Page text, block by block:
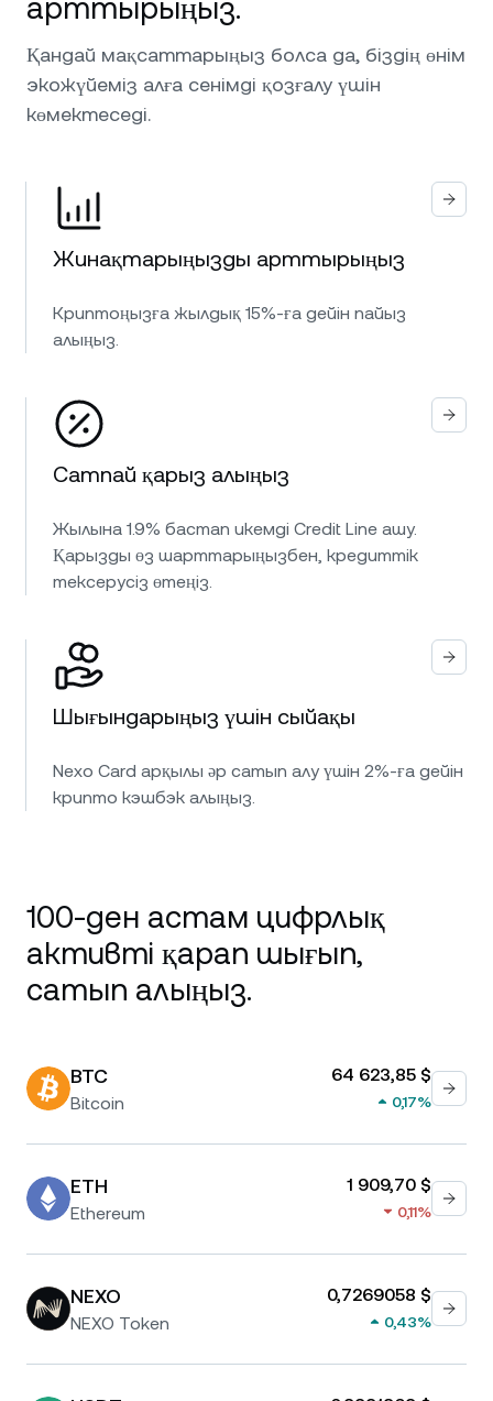
арттырыңыз.
Қандай мақсаттарыңыз болса да, біздің өнім
экожүйеміз алға сенімді қозғалу үшін
көмектеседі.
Жинақтарыңызды арттырыңыз
Криптоңызға жылдық 15%-ға дейін пайыз
алыңыз.
Сатпай қарыз алыңыз
Жылына 1.9% бастап икемді Credit Line ашу.
Қарызды өз шарттарыңызбен, кредиттік
тексерусіз өтеңіз.
Шығындарыңыз үшін сыйақы
Nexo Card арқылы әр сатып алу үшін 2%-ға дейін
крипто кэшбэк алыңыз.
100-ден астам цифрлық
активті қарап шығып,
сатып алыңыз.
BTC
Bitcoin
64 623,85 $
0,17%
ETH
Ethereum
1 909,70 $
0,11%
NEXO
NEXO Token
0,7269058 $
0,43%